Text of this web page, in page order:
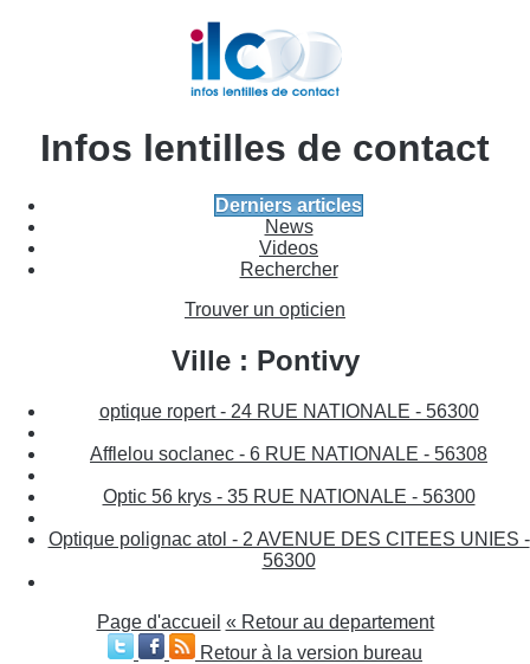
Infos lentilles de contact
Derniers articles
News
Videos
Rechercher
Trouver un opticien
Ville : Pontivy
optique ropert - 24 RUE NATIONALE - 56300
Afflelou soclanec - 6 RUE NATIONALE - 56308
Optic 56 krys - 35 RUE NATIONALE - 56300
Optique polignac atol - 2 AVENUE DES CITEES UNIES -
56300
Page d'accueil « Retour au departement
Retour à la version bureau